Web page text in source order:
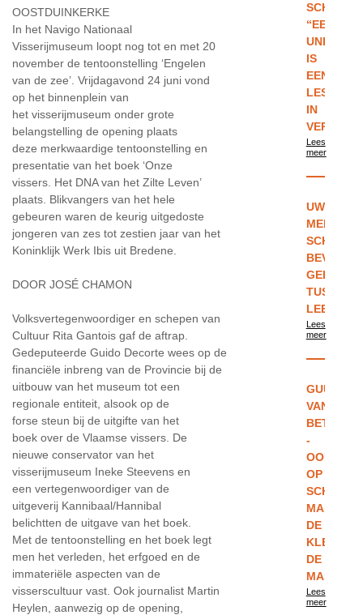
OOSTDUINKERKE
In het Navigo Nationaal
Visserijmuseum loopt nog tot en met 20
november de tentoonstelling ‘Engelen
van de zee’. Vrijdagavond 24 juni vond
op het binnenplein van
het visserijmuseum onder grote
belangstelling de opening plaats
deze merkwaardige tentoonstelling en
presentatie van het boek ‘Onze
vissers. Het DNA van het Zilte Leven’
plaats. Blikvangers van het hele
gebeuren waren de keurig uitgedoste
jongeren van zes tot zestien jaar van het
Koninklijk Werk Ibis uit Bredene.
DOOR JOSÉ CHAMON
Volksvertegenwoordiger en schepen van
Cultuur Rita Gantois gaf de aftrap.
Gedeputeerde Guido Decorte wees op de
financiële inbreng van de Provincie bij de
uitbouw van het museum tot een
regionale entiteit, alsook op de
forse steun bij de uitgifte van het
boek over de Vlaamse vissers. De
nieuwe conservator van het
visserijmuseum Ineke Steevens en
een vertegenwoordiger van de
uitgeverij Kannibaal/Hannibal
belichtten de uitgave van het boek.
Met de tentoonstelling en het boek legt
men het verleden, het erfgoed en de
immateriële aspecten van de
visserscultuur vast. Ook journalist Martin
Heylen, aanwezig op de opening,
“EEN
UNIFORM
IS
EEN
LES
IN
Lees
meer
UW
MENING:
TUSSEN
Lees
meer
GUUS
VAN
BETTEN
-
OOK
OP
SCHOOL
MAKEN
DE
KLEREN
DE
MAN
Lees
meer